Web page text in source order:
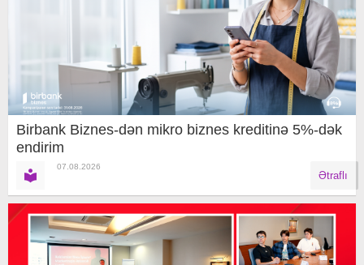
Birbank Biznes-dən mikro biznes kreditinə 5%-dək
endirim
07.08.2026
Ətraflı